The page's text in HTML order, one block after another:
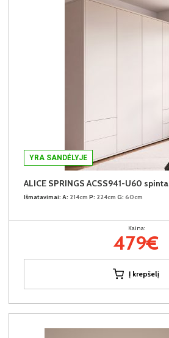
YRA SANDĖLYJE
ALICE SPRINGS ACSS941-U60 spinta
Išmatavimai: A: 214cm P: 224cm G: 60cm
Kaina:
479€
Į krepšelį